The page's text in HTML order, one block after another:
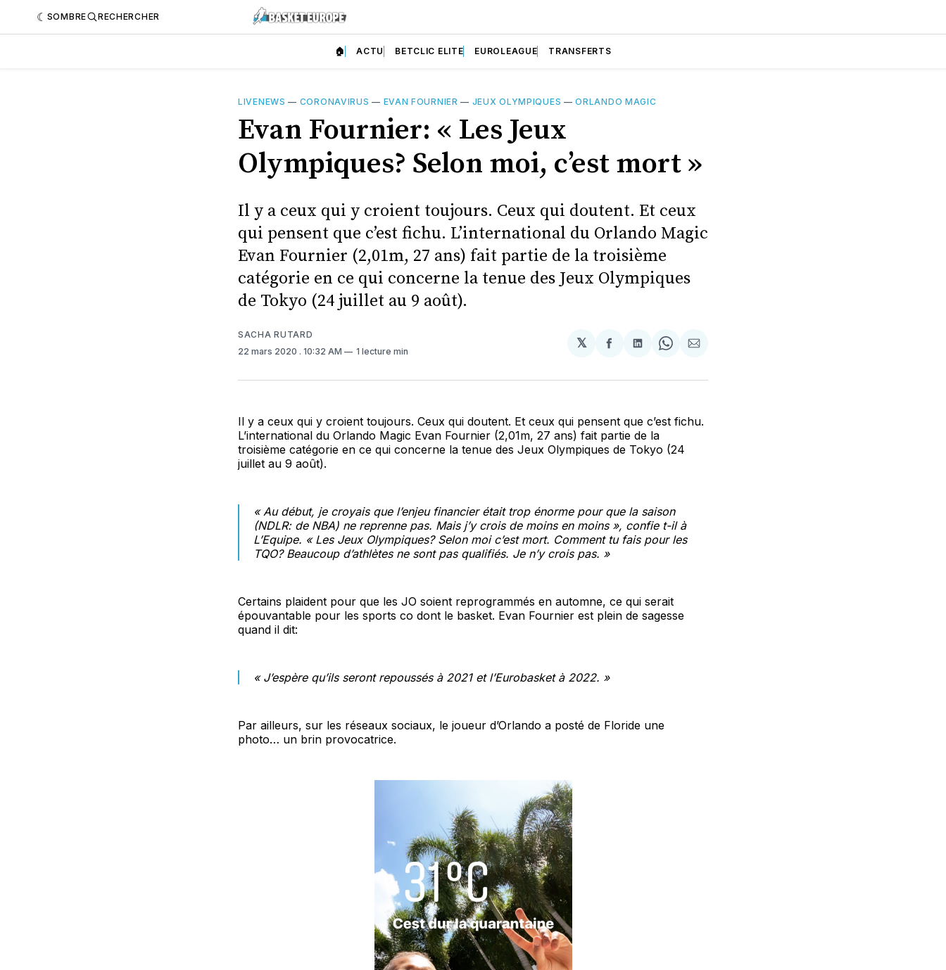
SOMBRE RECHERCHER
🏠 ACTU BETCLIC ELITE EUROLEAGUE TRANSFERTS
LIVENEWS — CORONAVIRUS — EVAN FOURNIER — JEUX OLYMPIQUES —ORLANDO MAGIC
Evan Fournier: « Les Jeux
Olympiques? Selon moi, c’est mort »
Il y a ceux qui y croient toujours. Ceux qui doutent. Et ceux
qui pensent que c’est fichu. L’international du Orlando Magic
Evan Fournier (2,01m, 27 ans) fait partie de la troisième
catégorie en ce qui concerne la tenue des Jeux Olympiques
de Tokyo (24 juillet au 9 août).
SACHA RUTARD
22 mars 2020 . 10:32 AM 1 lecture min
𝕏
Partager
Facebook
Partager
LinkedIn
Share
WhatsApp
Partager
Courriel
Il y a ceux qui y croient toujours. Ceux qui doutent. Et ceux qui pensent que c’est fichu.
L’international du Orlando Magic Evan Fournier (2,01m, 27 ans) fait partie de la
troisième catégorie en ce qui concerne la tenue des Jeux Olympiques de Tokyo (24
juillet au 9 août).
« Au début, je croyais que l’enjeu financier était trop énorme pour que la saison
(NDLR: de NBA) ne reprenne pas. Mais j’y crois de moins en moins », confie t-il à
L’Equipe. « Les Jeux Olympiques? Selon moi c’est mort. Comment tu fais pour les
TQO? Beaucoup d’athlètes ne sont pas qualifiés. Je n’y crois pas. »
Certains plaident pour que les JO soient reprogrammés en automne, ce qui serait
épouvantable pour les sports co dont le basket. Evan Fournier est plein de sagesse
quand il dit:
« J’espère qu’ils seront repoussés à 2021 et l’Eurobasket à 2022. »
Par ailleurs, sur les réseaux sociaux, le joueur d’Orlando a posté de Floride une
photo… un brin provocatrice.